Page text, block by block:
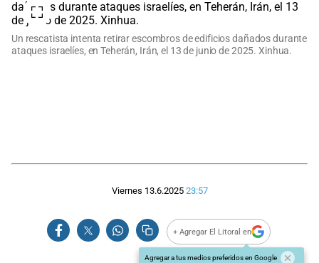
Un rescatista intenta retirar escombros de edificios dañados durante
ataques israelíes, en Teherán, Irán, el 13 de junio de 2025. Xinhua.
Viernes 13.6.2025 23:57
+ Agregar El Litoral en
Agregar a tus medios preferidos en Google